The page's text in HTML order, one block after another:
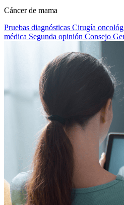
Cáncer de mama
Pruebas diagnósticas Cirugía
médica Segunda opinión Consejo